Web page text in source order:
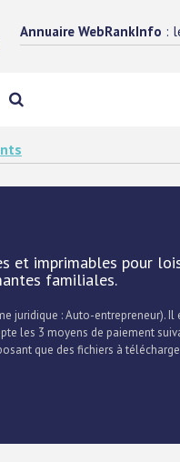
Annuaire WebRankInfo :
et imprimables pour
familiales.
juridique : Auto-entrepreneur). Il
les 3 moyens de paiement
que des fichiers à